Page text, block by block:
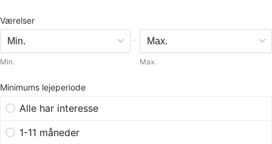
Værelser
Min.
-
Max.
Minimums lejeperiode
Alle har interesse
1-11 måneder